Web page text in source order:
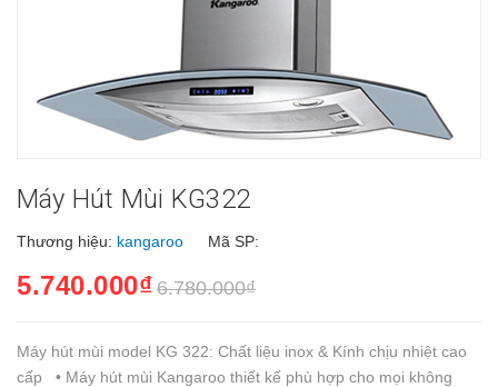
Máy Hút Mùi KG322
Thương hiệu: kangaroo Mã SP:
5.740.000₫ 6.780.000₫
Máy hút mùi model KG 322: Chất liệu inox & Kính chịu nhiệt cao
cấp • Máy hút mùi Kangaroo thiết kế phù hợp cho mọi không